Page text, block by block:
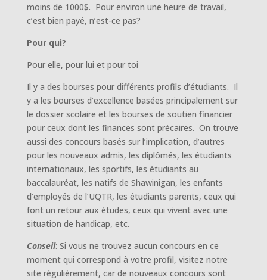
moins de 1000$. Pour environ une heure de travail,
c’est bien payé, n’est-ce pas?
Pour qui?
Pour elle, pour lui et pour toi
Il y a des bourses pour différents profils d’étudiants. Il
y a les bourses d’excellence basées principalement sur
le dossier scolaire et les bourses de soutien financier
pour ceux dont les finances sont précaires. On trouve
aussi des concours basés sur l’implication, d’autres
pour les nouveaux admis, les diplômés, les étudiants
internationaux, les sportifs, les étudiants au
baccalauréat, les natifs de Shawinigan, les enfants
d’employés de l’UQTR, les étudiants parents, ceux qui
font un retour aux études, ceux qui vivent avec une
situation de handicap, etc.
Conseil: Si vous ne trouvez aucun concours en ce
moment qui correspond à votre profil, visitez notre
site régulièrement, car de nouveaux concours sont